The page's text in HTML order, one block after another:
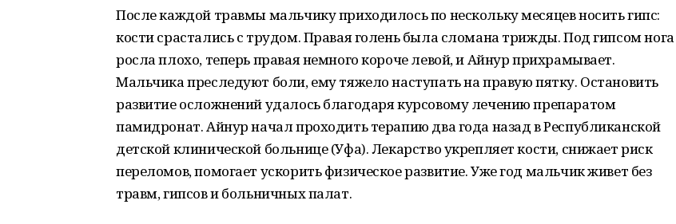
После каждой травмы мальчику приходилось по нескольку месяцев носить гипс:
кости срастались с трудом. Правая голень была сломана трижды. Под гипсом нога
росла плохо, теперь правая немного короче левой, и Айнур прихрамывает.
Мальчика преследуют боли, ему тяжело наступать на правую пятку. Остановить
развитие осложнений удалось благодаря курсовому лечению препаратом
памидронат. Айнур начал проходить терапию два года назад в Республиканской
детской клинической больнице (Уфа). Лекарство укрепляет кости, снижает риск
переломов, помогает ускорить физическое развитие. Уже год мальчик живет без
травм, гипсов и больничных палат.